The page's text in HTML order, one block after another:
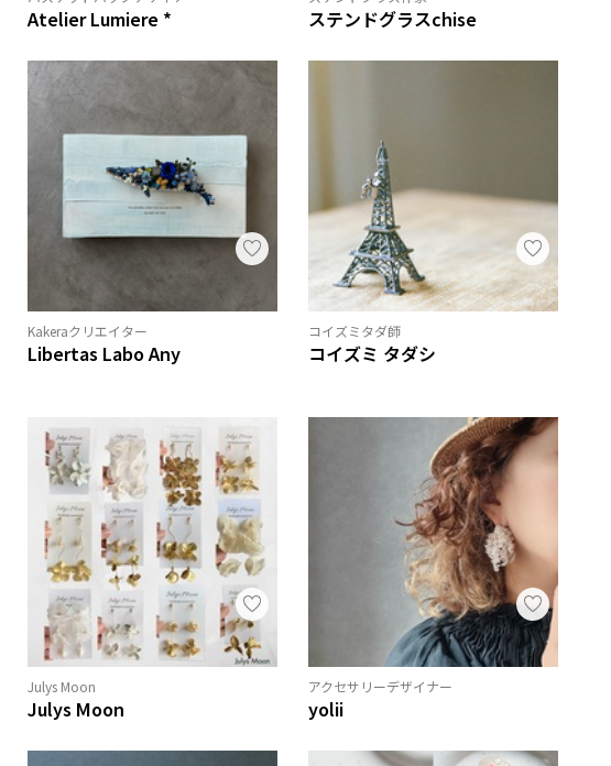
Atelier Lumiere * ステンドグラスchise
Kakeraクリエイター
Libertas Labo Any
コイズミタダ師
コイズミ タダシ
Julys Moon
Julys Moon
アクセサリーデザイナー
yolii